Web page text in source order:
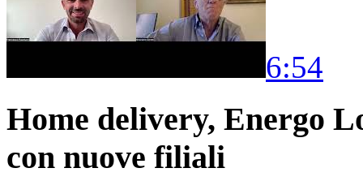
6:54
Home delivery, Energo
con nuove filiali